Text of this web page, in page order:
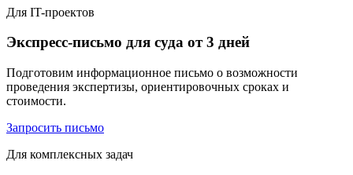
Для IT-проектов
Экспресс-письмо для суда от 3 дней
Подготовим информационное письмо о возможности
проведения экспертизы, ориентировочных сроках и
стоимости.
Запросить письмо
Для комплексных задач